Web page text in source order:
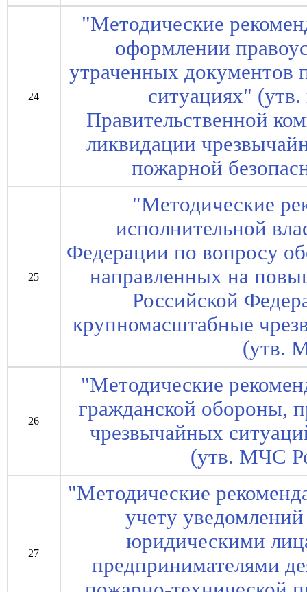
24
"Методические
оформлении
утраченных документов
ситуациях" (утв.
Правительственной
ликвидации
пожарной
25
"Методические
исполнительной
Федерации по вопросу
направленных на
Российской
крупномасштабные
(утв.
26
"Методические
гражданской обороны,
чрезвычайных
(утв. МЧС
27
"Методические
учету
юридическими
предпринимателями